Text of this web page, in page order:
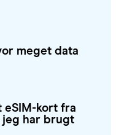
meget data
eSIM-kort fra
jeg har brugt